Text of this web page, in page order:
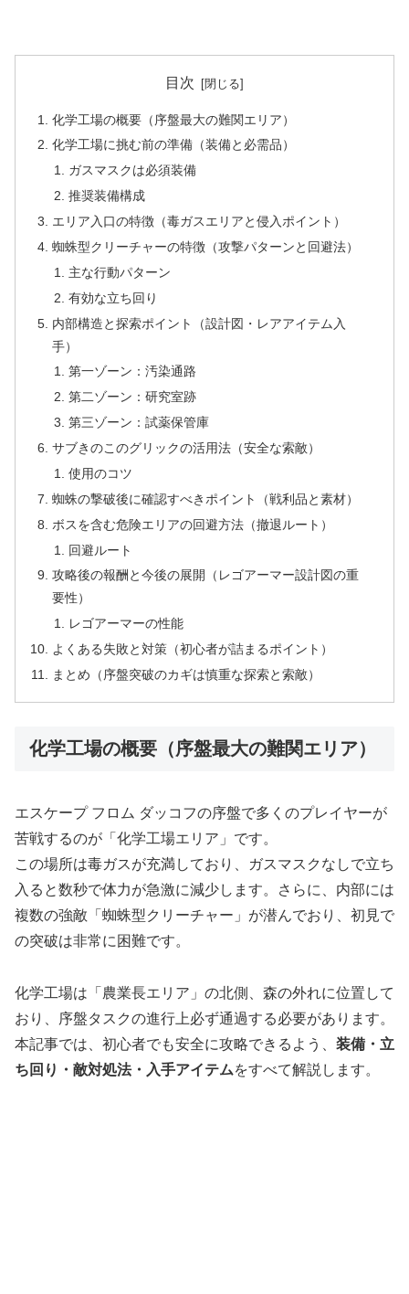
目次
化学工場の概要（序盤最大の難関エリア）
化学工場に挑む前の準備（装備と必需品）
ガスマスクは必須装備
推奨装備構成
エリア入口の特徴（毒ガスエリアと侵入ポイント）
蜘蛛型クリーチャーの特徴（攻撃パターンと回避法）
主な行動パターン
有効な立ち回り
内部構造と探索ポイント（設計図・レアアイテム入
手）
第一ゾーン：汚染通路
第二ゾーン：研究室跡
第三ゾーン：試薬保管庫
サブきのこのグリックの活用法（安全な索敵）
使用のコツ
蜘蛛の撃破後に確認すべきポイント（戦利品と素材）
ボスを含む危険エリアの回避方法（撤退ルート）
回避ルート
攻略後の報酬と今後の展開（レゴアーマー設計図の重
要性）
レゴアーマーの性能
よくある失敗と対策（初心者が詰まるポイント）
まとめ（序盤突破のカギは慎重な探索と索敵）
化学工場の概要（序盤最大の難関エリア）
エスケープ フロム ダッコフの序盤で多くのプレイヤーが
苦戦するのが「化学工場エリア」です。
この場所は毒ガスが充満しており、ガスマスクなしで立ち
入ると数秒で体力が急激に減少します。さらに、内部には
複数の強敵「蜘蛛型クリーチャー」が潜んでおり、初見で
の突破は非常に困難です。
化学工場は「農業長エリア」の北側、森の外れに位置して
おり、序盤タスクの進行上必ず通過する必要があります。
本記事では、初心者でも安全に攻略できるよう、 装備・立
ち回り・敵対処法・入手アイテムをすべて解説します。